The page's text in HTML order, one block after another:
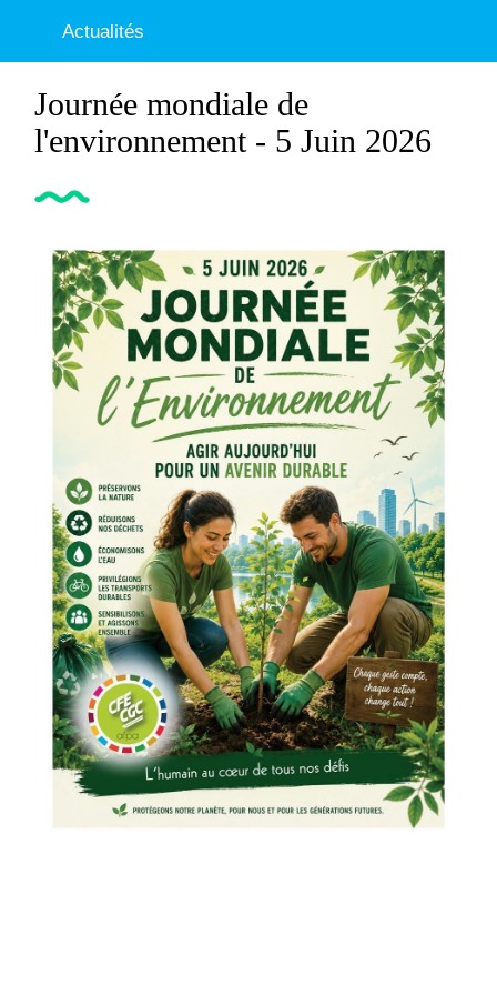
Actualités
Journée mondiale de
l'environnement - 5 Juin 2026